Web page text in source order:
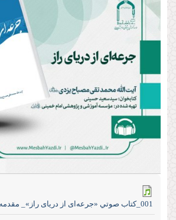
001_كتاب صوتي «جرعه‌ای از دریای راز»_ مقدمه معاونت پژوهش